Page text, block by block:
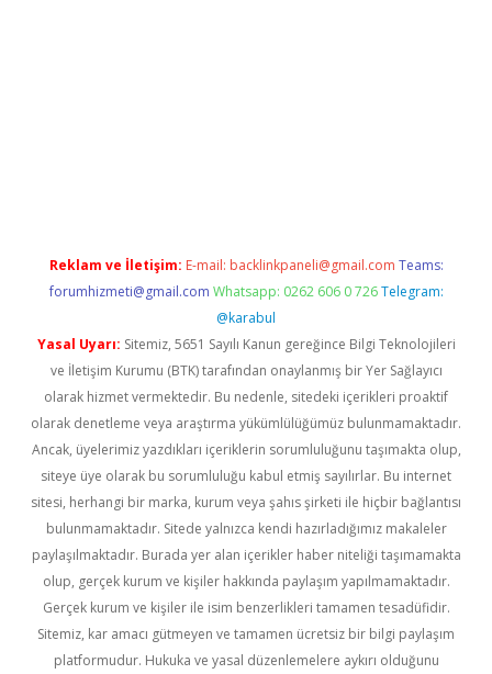
Reklam ve İletişim: E-mail: backlinkpaneli@gmail.com Teams:
forumhizmeti@gmail.com Whatsapp: 0262 606 0 726 Telegram:
@karabul
Yasal Uyarı: Sitemiz, 5651 Sayılı Kanun gereğince Bilgi Teknolojileri
ve İletişim Kurumu (BTK) tarafından onaylanmış bir Yer Sağlayıcı
olarak hizmet vermektedir. Bu nedenle, sitedeki içerikleri proaktif
olarak denetleme veya araştırma yükümlülüğümüz bulunmamaktadır.
Ancak, üyelerimiz yazdıkları içeriklerin sorumluluğunu taşımakta olup,
siteye üye olarak bu sorumluluğu kabul etmiş sayılırlar. Bu internet
sitesi, herhangi bir marka, kurum veya şahıs şirketi ile hiçbir bağlantısı
bulunmamaktadır. Sitede yalnızca kendi hazırladığımız makaleler
paylaşılmaktadır. Burada yer alan içerikler haber niteliği taşımamakta
olup, gerçek kurum ve kişiler hakkında paylaşım yapılmamaktadır.
Gerçek kurum ve kişiler ile isim benzerlikleri tamamen tesadüfidir.
Sitemiz, kar amacı gütmeyen ve tamamen ücretsiz bir bilgi paylaşım
platformudur. Hukuka ve yasal düzenlemelere aykırı olduğunu